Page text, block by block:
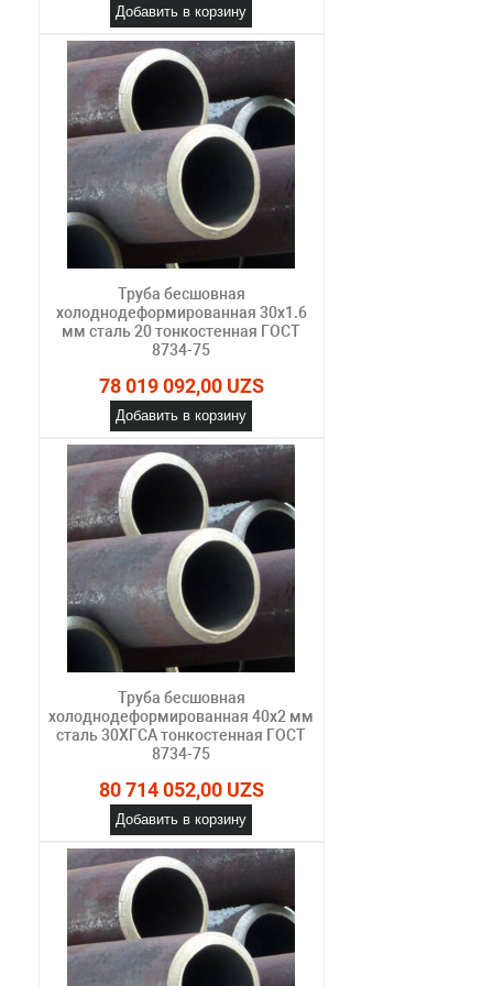
Добавить в корзину
Труба бесшовная
холоднодеформированная 30х1.6
мм сталь 20 тонкостенная ГОСТ
8734-75
78 019 092,00 UZS
Добавить в корзину
Труба бесшовная
холоднодеформированная 40х2 мм
сталь 30ХГСА тонкостенная ГОСТ
8734-75
80 714 052,00 UZS
Добавить в корзину